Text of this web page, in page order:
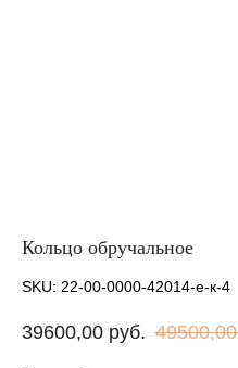
Кольцо обручальное
SKU: 22-00-0000-42014-е-к-4
39600,00 руб. 49500,00